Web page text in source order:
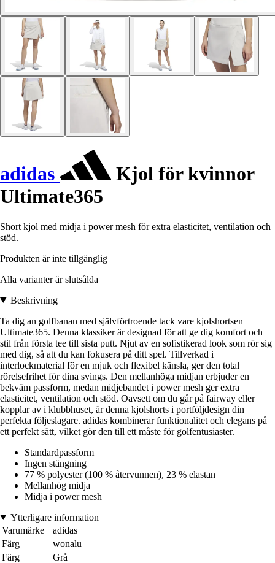
adidas
Kjol för kvinnor
Ultimate365
Short kjol med midja i power mesh för extra elasticitet, ventilation och
stöd.
Produkten är inte tillgänglig
Alla varianter är slutsålda
Beskrivning
Ta dig an golfbanan med självförtroende tack vare kjolshortsen
Ultimate365. Denna klassiker är designad för att ge dig komfort och
stil från första tee till sista putt. Njut av en sofistikerad look som rör sig
med dig, så att du kan fokusera på ditt spel. Tillverkad i
interlockmaterial för en mjuk och flexibel känsla, ger den total
rörelsefrihet för dina svings. Den mellanhöga midjan erbjuder en
bekväm passform, medan midjebandet i power mesh ger extra
elasticitet, ventilation och stöd. Oavsett om du går på fairway eller
kopplar av i klubbhuset, är denna kjolshorts i portföljdesign din
perfekta följeslagare. adidas kombinerar funktionalitet och elegans på
ett perfekt sätt, vilket gör den till ett måste för golfentusiaster.
Standardpassform
Ingen stängning
77 % polyester (100 % återvunnen), 23 % elastan
Mellanhög midja
Midja i power mesh
Ytterligare information
Varumärke
adidas
Färg
wonalu
Färg
Grå